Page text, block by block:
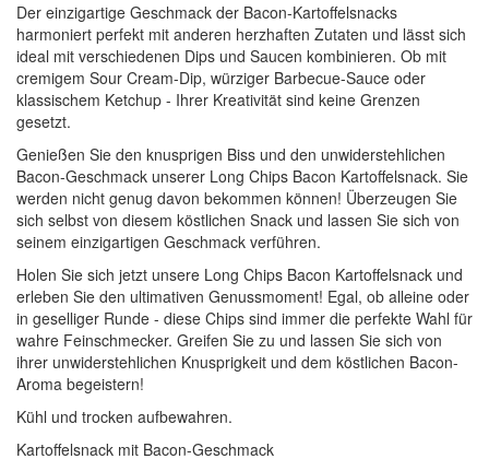
Der einzigartige Geschmack der Bacon-Kartoffelsnacks
harmoniert perfekt mit anderen herzhaften Zutaten und lässt sich
ideal mit verschiedenen Dips und Saucen kombinieren. Ob mit
cremigem Sour Cream-Dip, würziger Barbecue-Sauce oder
klassischem Ketchup - Ihrer Kreativität sind keine Grenzen
gesetzt.
Genießen Sie den knusprigen Biss und den unwiderstehlichen
Bacon-Geschmack unserer Long Chips Bacon Kartoffelsnack. Sie
werden nicht genug davon bekommen können! Überzeugen Sie
sich selbst von diesem köstlichen Snack und lassen Sie sich von
seinem einzigartigen Geschmack verführen.
Holen Sie sich jetzt unsere Long Chips Bacon Kartoffelsnack und
erleben Sie den ultimativen Genussmoment! Egal, ob alleine oder
in geselliger Runde - diese Chips sind immer die perfekte Wahl für
wahre Feinschmecker. Greifen Sie zu und lassen Sie sich von
ihrer unwiderstehlichen Knusprigkeit und dem köstlichen Bacon-
Aroma begeistern!
Kühl und trocken aufbewahren.
Kartoffelsnack mit Bacon-Geschmack